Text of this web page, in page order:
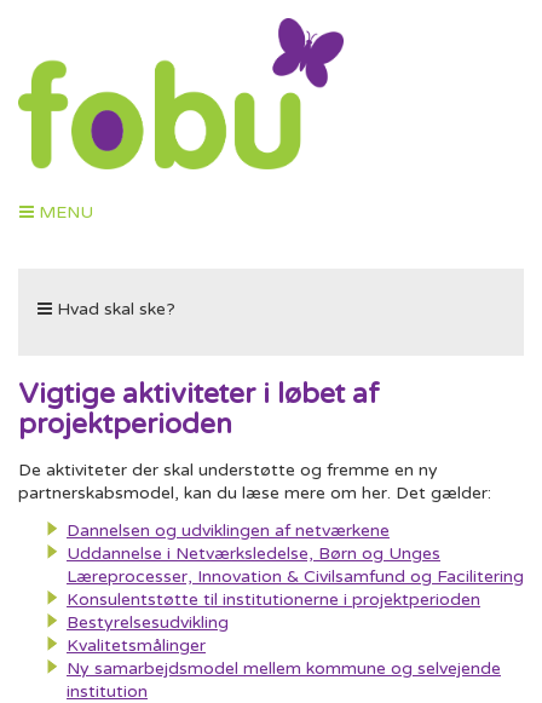
Toggle
MENU
Toggle
Hvad skal ske?
Vigtige aktiviteter i løbet af
projektperioden
De aktiviteter der skal understøtte og fremme en ny
partnerskabsmodel, kan du læse mere om her. Det gælder:
Dannelsen og udviklingen af netværkene
Uddannelse i Netværksledelse, Børn og Unges
Læreprocesser, Innovation & Civilsamfund og Facilitering
Konsulentstøtte til institutionerne i projektperioden
Bestyrelsesudvikling
Kvalitetsmålinger
Ny samarbejdsmodel mellem kommune og selvejende
institution